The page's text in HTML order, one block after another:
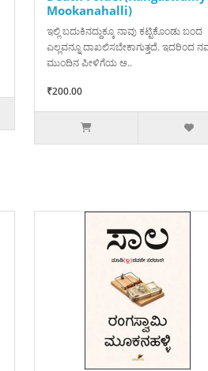
Mookanahalli)
ಇಲ್ಲಿ ಬದುಕಿನದ್ದುಕ್ಕೂ ನಾವು ಕಟ್ಟಿಕೊಂಡು ಬಂದ
ಎಲ್ಲವನ್ನೂ ದಾಖಲಿಸಬೇಕಾಗುತ್ತದೆ. ಇದರಿಂದ
ಮುಂದಿನ ಪೀಳಿಗೆಯ ಅ..
₹200.00